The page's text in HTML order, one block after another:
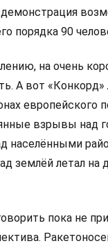
демонстрация
порядка 90
на очень
А вот «Конкорд»
европейского
взрывы над
населёнными
землёй летал на
пока не